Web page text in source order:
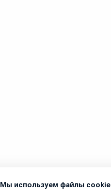
Мы используем файлы cookie